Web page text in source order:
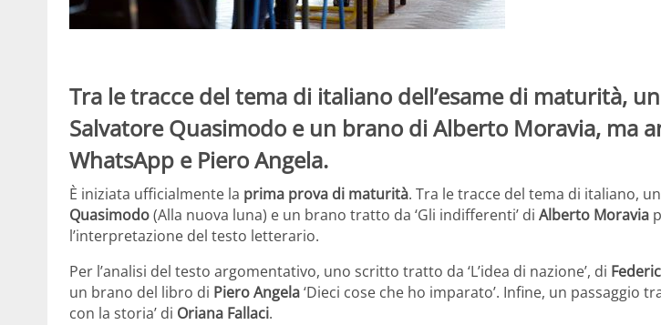
Tra le tracce del tema di italiano dell’esame di maturità,
Salvatore Quasimodo e un brano di Alberto Moravia, ma
WhatsApp e Piero Angela.
È iniziata ufficialmente la prima prova di maturità. Tra le tracce del tema di italiano,
Quasimodo(Alla nuova luna) e un brano tratto da ‘Gli indifferenti’ di Alberto Moravia
l’interpretazione del testo letterario.
Per l’analisi del testo argomentativo, uno scritto tratto da ‘L’idea di nazione’, di
un brano del libro di Piero Angela‘Dieci cose che ho imparato’. Infine, un passaggio
con la storia’ di Oriana Fallaci.